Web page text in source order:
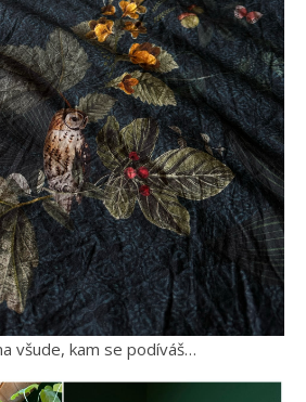
všude, kam se podíváš…